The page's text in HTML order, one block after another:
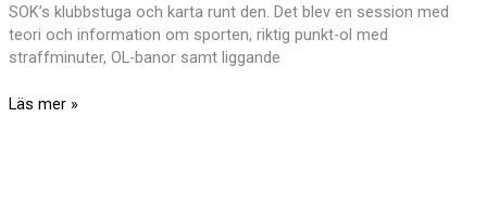
SOK’s klubbstuga och karta runt den. Det blev en session med
teori och information om sporten, riktig punkt-ol med
straffminuter, OL-banor samt liggande
Besök
Läs mer »